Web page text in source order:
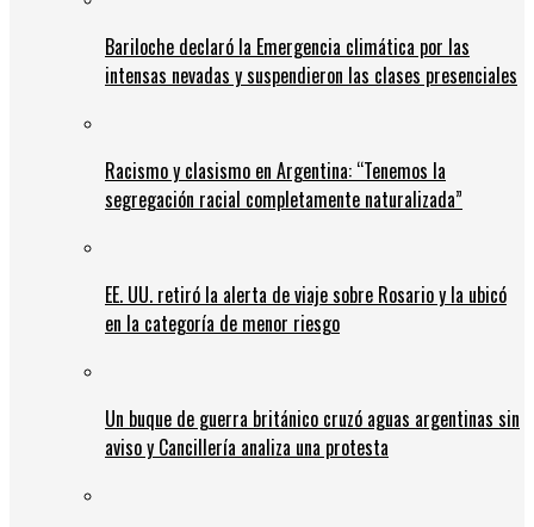
Bariloche declaró la Emergencia climática por las
intensas nevadas y suspendieron las clases presenciales
Racismo y clasismo en Argentina: “Tenemos la
segregación racial completamente naturalizada”
EE. UU. retiró la alerta de viaje sobre Rosario y la ubicó
en la categoría de menor riesgo
Un buque de guerra británico cruzó aguas argentinas sin
aviso y Cancillería analiza una protesta